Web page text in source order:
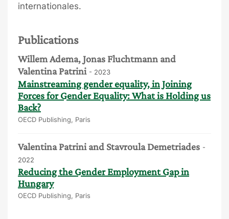
internationales.
Publications
Willem Adema, Jonas Fluchtmann and
Valentina Patrini - 2023
Mainstreaming gender equality, in Joining
Forces for Gender Equality: What is Holding us
Back?
OECD Publishing, Paris
Valentina Patrini and Stavroula Demetriades -
2022
Reducing the Gender Employment Gap in
Hungary
OECD Publishing, Paris